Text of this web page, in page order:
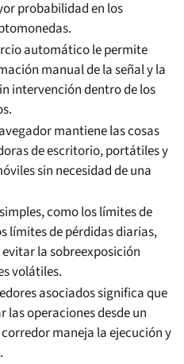
probabilidad en los
automático le permite
manual de la señal y la
intervención dentro de los
mantiene las cosas
de escritorio, portátiles y
sin necesidad de una
como los límites de
límites de pérdidas diarias,
la sobreexposición
volátiles.
asociados significa que
operaciones desde un
maneja la ejecución y